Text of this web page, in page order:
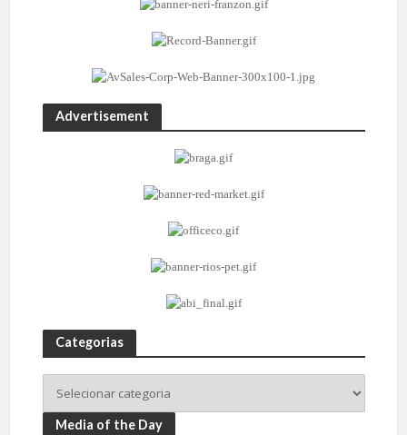
Advertisement
Categorias
Media of the Day